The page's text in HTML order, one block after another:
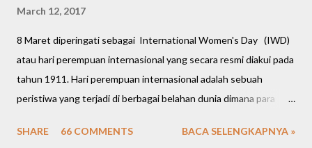
March 12, 2017
8 Maret diperingati sebagai International Women's Day (IWD)
atau hari perempuan internasional yang secara resmi diakui pada
tahun 1911. Hari perempuan internasional adalah sebuah
peristiwa yang terjadi di berbagai belahan dunia dimana para
kesetaraan hak. Kini para perempuan berhasil mengukir berbagai
SHARE 66 COMMENTS BACA SELENGKAPNYA »